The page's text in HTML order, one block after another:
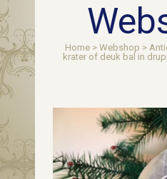
Home> Webshop >
krater of deuk bal in